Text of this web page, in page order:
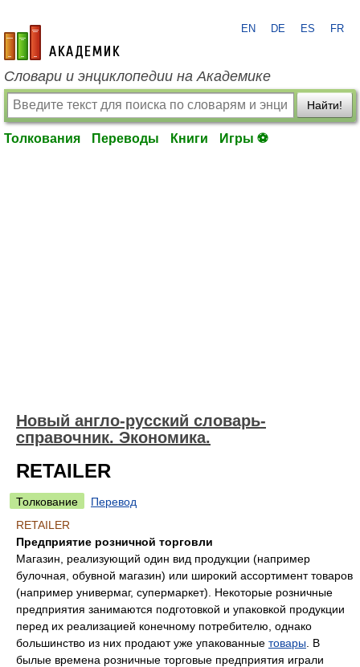
academic.ru
EN DE ES FR
Словари и энциклопедии на Академике
Найти!
Толкования Переводы Книги Игры ⚽
Новый англо-русский словарь-
справочник. Экономика.
RETAILER
Толкование
Перевод
RETAILER
Предприятие розничной торговли
Магазин, реализующий один вид продукции (например
булочная, обувной магазин) или широкий ассортимент товаров
(например универмаг, супермаркет). Некоторые розничные
предприятия занимаются подготовкой и упаковкой продукции
перед их реализацией конечному потребителю, однако
большинство из них продают уже упакованные товары . В
былые времена розничные торговые предприятия играли